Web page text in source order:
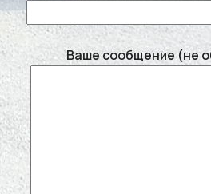
Ваше сообщение (не